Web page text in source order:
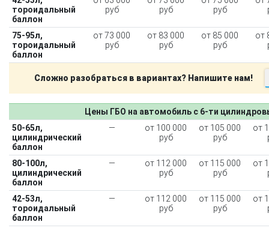
тороидальный
баллон
руб
руб
руб
75-95л,
тороидальный
баллон
от 73 000
руб
от 83 000
руб
от 85 000
руб
от
Сложно разобраться в вариантах? Напишите нам!
Цены ГБО на автомобиль с 6-ти
50-65л,
цилиндрический
баллон
—
от 100 000
руб
от 105 000
руб
от
80-100л,
цилиндрический
баллон
—
от 112 000
руб
от 115 000
руб
от
42-53л,
тороидальный
баллон
—
от 112 000
руб
от 115 000
руб
от